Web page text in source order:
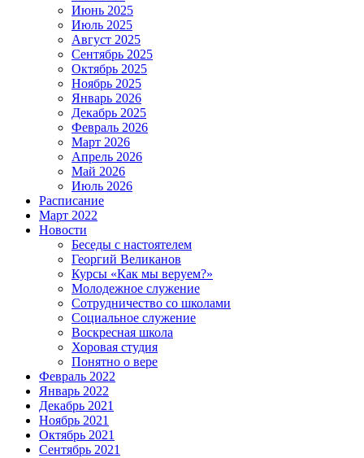
Июнь 2025
Июль 2025
Август 2025
Сентябрь 2025
Октябрь 2025
Ноябрь 2025
Январь 2026
Декабрь 2025
Февраль 2026
Март 2026
Апрель 2026
Май 2026
Июль 2026
Расписание
Март 2022
Новости
Беседы с настоятелем
Георгий Великанов
Курсы «Как мы веруем?»
Молодежное служение
Сотрудничество со школами
Социальное служение
Воскресная школа
Хоровая студия
Понятно о вере
Февраль 2022
Январь 2022
Декабрь 2021
Ноябрь 2021
Октябрь 2021
Сентябрь 2021